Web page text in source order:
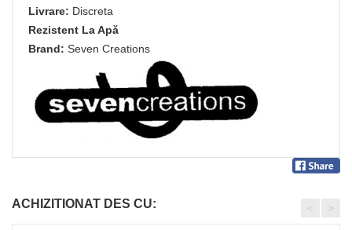
Livrare: Discreta
Rezistent La Apă
Brand: Seven Creations
ACHIZITIONAT DES CU: < >